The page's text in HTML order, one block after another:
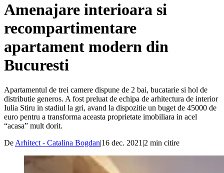
Amenajare interioara si
recompartimentare
apartament modern din
Bucuresti
Apartamentul de trei camere dispune de 2 bai, bucatarie si hol de
distributie generos. A fost preluat de echipa de arhitectura de interior
Iulia Stiru in stadiul la gri, avand la dispozitie un buget de 45000 de
euro pentru a transforma aceasta proprietate imobiliara in acel
“acasa” mult dorit.
De Arhitect - Catalina Bogdan|16 dec. 2021 |2 min citire